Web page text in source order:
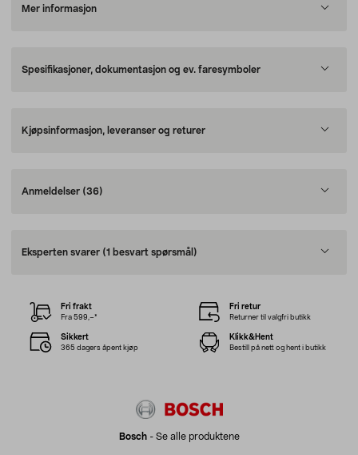
Mer informasjon
Spesifikasjoner, dokumentasjon og ev. faresymboler
Kjøpsinformasjon, leveranser og returer
Anmeldelser (36)
Eksperten svarer (1 besvart spørsmål)
Bosch- Se alle produktene
Fri frakt
Fra 599,–*
Fri retur
Returner til valgfri butikk
Sikkert
365 dagers åpent kjøp
Klikk&Hent
Bestill på nett og hent i butikk